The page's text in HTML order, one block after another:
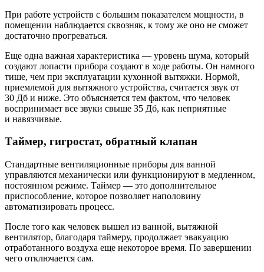
При работе устройств с большим показателем мощности, в
помещении наблюдается сквозняк, к тому же оно не сможет
достаточно прогреваться.
Еще одна важная характеристика — уровень шума, который
создают лопасти прибора создают в ходе работы. Он намного
тише, чем при эксплуатации кухонной вытяжки. Нормой,
приемлемой для вытяжного устройства, считается звук от
30 Дб и ниже. Это объясняется тем фактом, что человек
воспринимает все звуки свыше 35 Дб, как неприятные
и навязчивые.
Таймер, гигростат, обратный клапан
Стандартные вентиляционные приборы для ванной
управляются механически или функционируют в медленном,
постоянном режиме. Таймер — это дополнительное
приспособление, которое позволяет наполовину
автоматизировать процесс.
После того как человек вышел из ванной, вытяжной
вентилятор, благодаря таймеру, продолжает эвакуацию
отработанного воздуха еще некоторое время. По завершении
чего отключается сам.